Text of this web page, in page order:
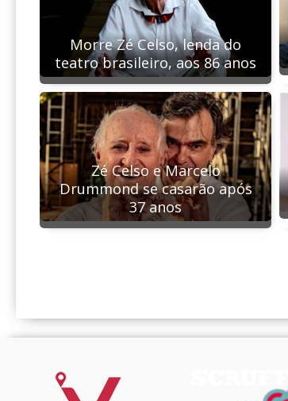
Morre Zé Celso, lenda do
teatro brasileiro, aos 86 anos
Zé Celso e Marcelo
Drummond se casarão após
37 anos